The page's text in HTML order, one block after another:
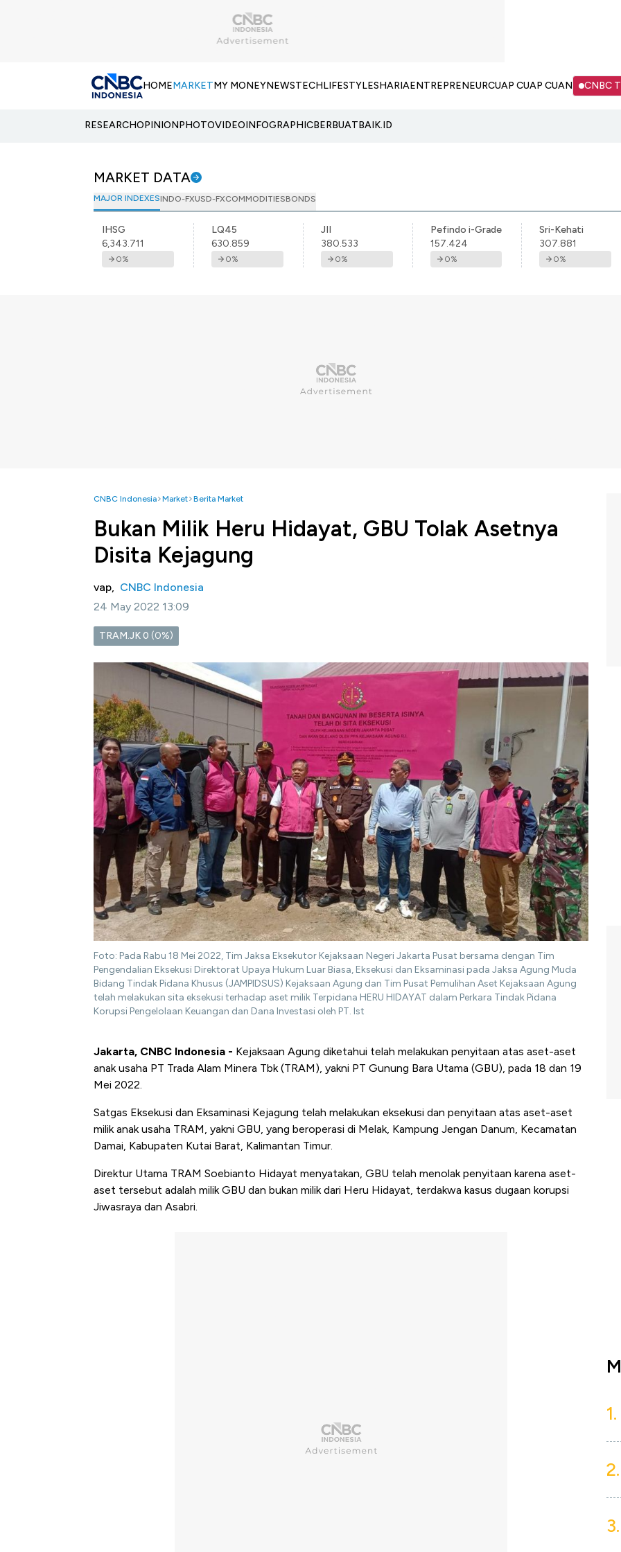
HOMEMARKETMY MONEYNEWSTECHLIFESTYLESHARIAENTREPRENEURCUAP CUAP CUAN CNBC
RESEARCHOPINIONPHOTOVIDEOINFOGRAPHICBERBUATBAIK.ID
MARKET DATA
MAJOR INDEXESINDO-FXUSD-FXCOMMODITIESBONDS
IHSG
6,343.711
0%
LQ45
630.859
0%
JII
380.533
0%
Pefindo i-Grade
157.424
0%
Sri-Kehati
307.881
0%
CNBC Indonesia Market Berita Market
Bukan Milik Heru Hidayat, GBU Tolak Asetnya
Disita Kejagung
vap, CNBC Indonesia
24 May 2022 13:09
TRAM.JK0 (0%)
Foto: Pada Rabu 18 Mei 2022, Tim Jaksa Eksekutor Kejaksaan Negeri Jakarta Pusat bersama dengan Tim
Pengendalian Eksekusi Direktorat Upaya Hukum Luar Biasa, Eksekusi dan Eksaminasi pada Jaksa Agung Muda
Bidang Tindak Pidana Khusus (JAMPIDSUS) Kejaksaan Agung dan Tim Pusat Pemulihan Aset Kejaksaan Agung
telah melakukan sita eksekusi terhadap aset milik Terpidana HERU HIDAYAT dalam Perkara Tindak Pidana
Korupsi Pengelolaan Keuangan dan Dana Investasi oleh PT. Ist
Jakarta, CNBC Indonesia - Kejaksaan Agung diketahui telah melakukan penyitaan atas aset-aset
anak usaha PT Trada Alam Minera Tbk (TRAM), yakni PT Gunung Bara Utama (GBU), pada 18 dan 19
Mei 2022.
Satgas Eksekusi dan Eksaminasi Kejagung telah melakukan eksekusi dan penyitaan atas aset-aset
milik anak usaha TRAM, yakni GBU, yang beroperasi di Melak, Kampung Jengan Danum, Kecamatan
Damai, Kabupaten Kutai Barat, Kalimantan Timur.
Direktur Utama TRAM Soebianto Hidayat menyatakan, GBU telah menolak penyitaan karena aset-
aset tersebut adalah milik GBU dan bukan milik dari Heru Hidayat, terdakwa kasus dugaan korupsi
Jiwasraya dan Asabri.
1.
2.
3.